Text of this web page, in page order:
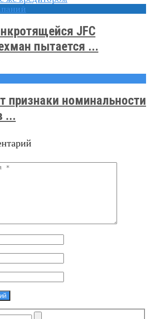
JFC
пытается ...
признаки номинальности
...